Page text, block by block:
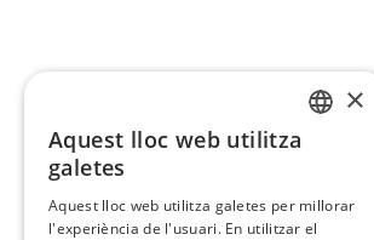
×
Aquest lloc web utilitza
galetes
Aquest lloc web utilitza galetes per millorar
l'experiència de l'usuari. En utilitzar el